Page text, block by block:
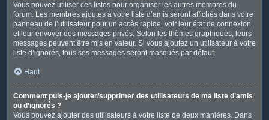
Vous pouvez utiliser ces listes pour organiser les autres membres du
forum. Les membres ajoutés à votre liste d’amis seront affichés dans votre
panneau de l’utilisateur pour un accès rapide, voir leur état de connexion
et leur envoyer des messages privés. Selon les thèmes graphiques, leurs
messages peuvent être mis en valeur. Si vous ajoutez un utilisateur à votre
liste d’ignorés, tous ses messages seront masqués par défaut.
Haut
Comment puis-je ajouter/supprimer des utilisateurs de ma liste d’amis
ou d’ignorés ?
Vous pouvez ajouter des utilisateurs à votre liste de deux manières. Dans